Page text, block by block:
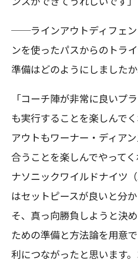
──ラインアウトディフェン
ンを使ったパスからのトラ
準備はどのようにしましたか
「コーチ陣が非常に良いプ
も実行することを楽しんで
アウトもワーナー・ディア
合うことを楽しんでやって
ナソニックワイルドナイツ（
はセットピースが良いと分
そ、真っ向勝負しようと決
ための準備と方法論を用意
利につながったと思います